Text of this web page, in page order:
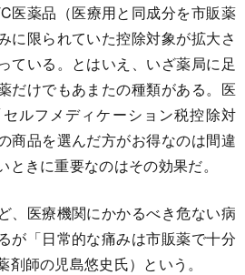
医薬品（医療用と同成分を市販薬
に限られていた控除対象が拡大さ
ている。とはいえ、いざ薬局に足
だけでもあまたの種類がある。医
ルフメディケーション税控除対
商品を選んだ方がお得なのは間違
きに重要なのはその効果だ。
、医療機関にかかるべき危ない病
が「日常的な痛みは市販薬で十分
師の児島悠史氏）という。